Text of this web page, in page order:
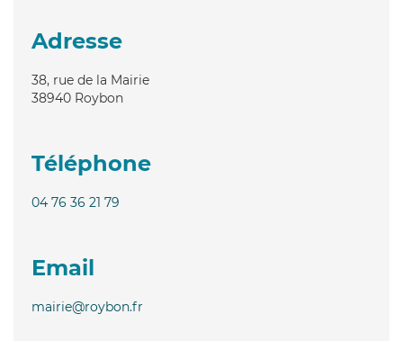
Adresse
38, rue de la Mairie
38940 Roybon
Téléphone
04 76 36 21 79
Email
mairie@roybon.fr